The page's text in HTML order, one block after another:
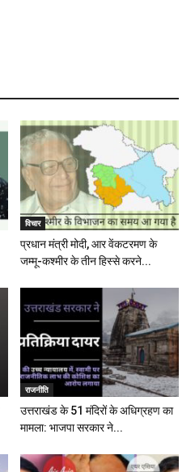
विचार
प्रधान मंत्री मोदी, आर वेंकटरमण के
जम्मू-कश्मीर के तीन हिस्से करने...
राजनीति
उत्तराखंड के 51 मंदिरों के अधिग्रहण का
मामला: भाजपा सरकार ने...